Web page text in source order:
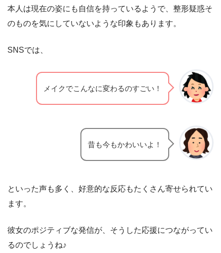
本人は現在の姿にも自信を持っているようで、整形疑惑そ
のものを気にしていないような印象もあります。
SNSでは、
メイクでこんなに変わるのすごい！
昔も今もかわいいよ！
といった声も多く、好意的な反応もたくさん寄せられてい
ます。
彼女のポジティブな発信が、そうした応援につながってい
るのでしょうね♪